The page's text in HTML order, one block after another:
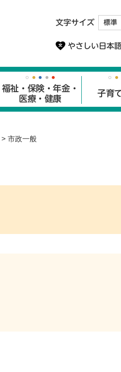
文字サイズ 標準
やさしい日本
福祉・保険・年金・
医療・健康
子育
> 市政一般